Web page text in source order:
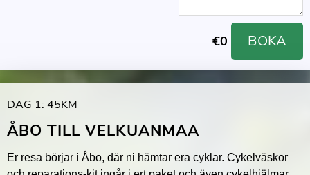
€0 BOKA
DAG 1: 45KM
ÅBO TILL VELKUANMAA
Er resa börjar i Åbo, där ni hämtar era cyklar. Cykelväskor